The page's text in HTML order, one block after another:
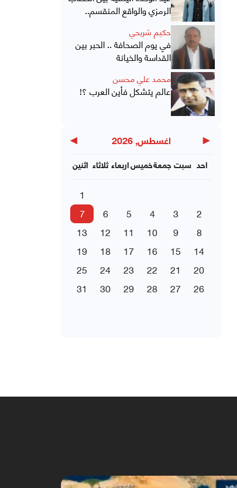
الرمزي والواقع المنقسم..
حكيم شريحي
في يوم الصحافة .. الحبر بين
القداسة والخيانة
محمد علي محسن
عالم يتشكل فأين العرب ؟!
◀ اغسطس, 2026 ▶
اثنين ثلاثاء اربعاءخميسجمعة سبت احد
1
2
3
4
5
6
7
8
9
10
11
12
13
14
15
16
17
18
19
20
21
22
23
24
25
26
27
28
29
30
31